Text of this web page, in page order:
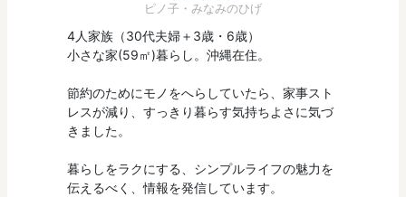
ピノ子・みなみのひげ
4人家族（30代夫婦＋3歳・6歳）
小さな家(59㎡)暮らし。沖縄在住。
節約のためにモノをへらしていたら、家事スト
レスが減り、すっきり暮らす気持ちよさに気づ
きました。
暮らしをラクにする、シンプルライフの魅力を
伝えるべく、情報を発信しています。